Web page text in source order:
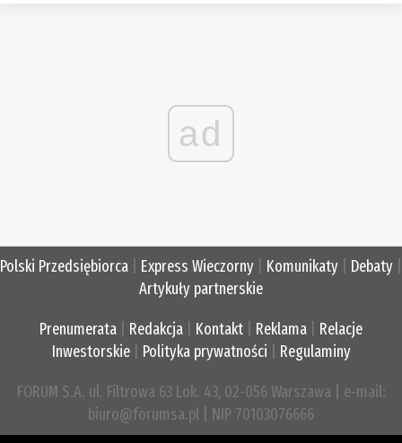
ad
Polski Przedsiębiorca Express Wieczorny Komunikaty Debaty
Artykuły partnerskie
Prenumerata Redakcja Kontakt Reklama
Relacje
Inwestorskie| Polityka prywatności Regulaminy
FORUM S.A. ul. Filtrowa 63 Lok. 43, 02-056 Warszawa | e-mail:
biuro@forumsa.pl | NIP 70103076666